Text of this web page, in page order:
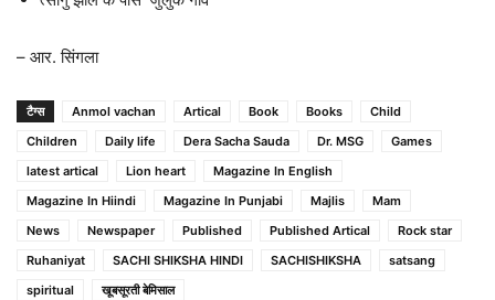
– आर. सिंगला
टैग्स Anmol vachan Artical Book Books
Child
Children
Daily life Dera Sacha Sauda Dr. MSG
Games
latest artical
Lion heart
Magazine In English
Magazine In Hiindi
Magazine In Punjabi Majlis
Mam
News
Newspaper Published Published Artical
Rock star
Ruhaniyat
SACHI SHIKSHA HINDI SACHISHIKSHA
satsang
spiritual
खूबसूरती बेमिसाल